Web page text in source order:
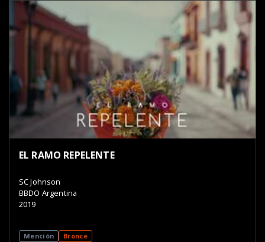
EL RAMO REPELENTE
SC Johnson
BBDO Argentina
2019
Mención Bronce